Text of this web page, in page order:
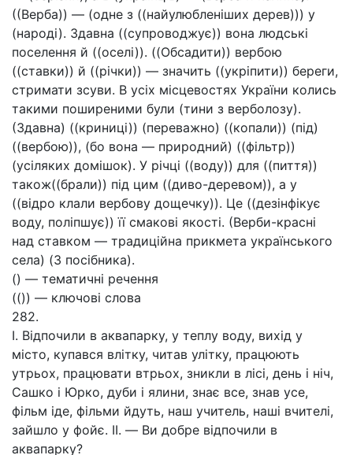
((Верба)) — (одне з ((найулюбленіших дерев))) у
(народі). Здавна ((супроводжує)) вона людські
поселення й ((оселі)). ((Обсадити)) вербою
((ставки)) й ((річки)) — значить ((укріпити)) береги,
стримати зсуви. В усіх місцевостях України колись
такими поширеними були (тини з верболозу).
(Здавна) ((криниці)) (переважно) ((копали)) (під)
((вербою)), (бо вона — природний) ((фільтр))
(усіляких домішок). У річці ((воду)) для ((пиття))
також((брали)) під цим ((диво-деревом)), а у
((відро клали вербову дощечку)). Це ((дезінфікує
воду, поліпшує)) її смакові якості. (Верби-красні
над ставком — традиційна прикмета українського
села) (З посібника).
() — тематичні речення
(()) — ключові слова
282.
І. Відпочили в аквапарку, у теплу воду, вихід у
місто, купався влітку, читав улітку, працюють
утрьох, працювати втрьох, зникли в лісі, день і ніч,
Сашко і Юрко, дуби і ялини, знає все, знав усе,
фільм іде, фільми йдуть, наш учитель, наші вчителі,
зайшло у фойє. II. — Ви добре відпочили в
аквапарку?